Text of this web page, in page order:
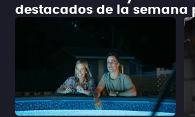
destacados de la semana